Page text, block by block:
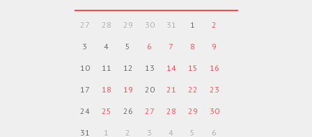
27 28 29 30 31 1 2
3 4 5 6 7 8 9
10 11 12 13 14 15 16
17 18 19 20 21 22 23
24 25 26 27 28 29 30
31 1 2 3 4 5 6